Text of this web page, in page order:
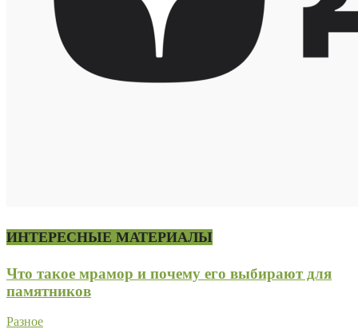
ИНТЕРЕСНЫЕ МАТЕРИАЛЫ
Что такое мрамор и почему его выбирают для
памятников
Разное